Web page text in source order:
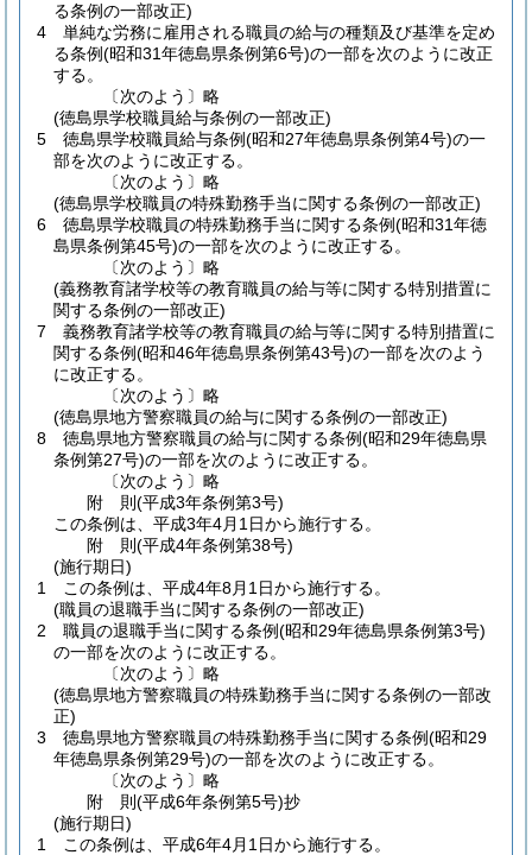
る条例の一部改正)
4
単純な労務に雇用される職員の給与の種類及び基準を定め
る条例(昭和31年徳島県条例第6号)の一部を次のように改正
する。
〔次のよう〕略
(徳島県学校職員給与条例の一部改正)
5
徳島県学校職員給与条例(昭和27年徳島県条例第4号)の一
部を次のように改正する。
〔次のよう〕略
(徳島県学校職員の特殊勤務手当に関する条例の一部改正)
6
徳島県学校職員の特殊勤務手当に関する条例(昭和31年徳
島県条例第45号)の一部を次のように改正する。
〔次のよう〕略
(義務教育諸学校等の教育職員の給与等に関する特別措置に
関する条例の一部改正)
7
義務教育諸学校等の教育職員の給与等に関する特別措置に
関する条例(昭和46年徳島県条例第43号)の一部を次のよう
に改正する。
〔次のよう〕略
(徳島県地方警察職員の給与に関する条例の一部改正)
8
徳島県地方警察職員の給与に関する条例(昭和29年徳島県
条例第27号)の一部を次のように改正する。
〔次のよう〕略
附 則(平成3年条例第3号)
この条例は、平成3年4月1日から施行する。
附 則(平成4年条例第38号)
(施行期日)
1
この条例は、平成4年8月1日から施行する。
(職員の退職手当に関する条例の一部改正)
2
職員の退職手当に関する条例(昭和29年徳島県条例第3号)
の一部を次のように改正する。
〔次のよう〕略
(徳島県地方警察職員の特殊勤務手当に関する条例の一部改
正)
3
徳島県地方警察職員の特殊勤務手当に関する条例(昭和29
年徳島県条例第29号)の一部を次のように改正する。
〔次のよう〕略
附 則(平成6年条例第5号)抄
(施行期日)
1
この条例は、平成6年4月1日から施行する。